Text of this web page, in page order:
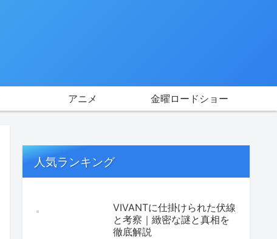
アニメ 金曜ロードショー
人気ランキング
VIVANTに仕掛けられた伏線
と考察｜緻密な謎と真相を
徹底解説